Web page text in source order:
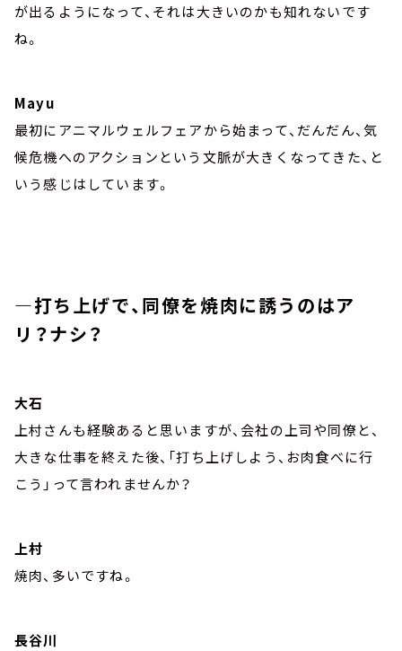
が出るようになって、それは大きいのかも知れないです
ね。
Mayu
最初にアニマルウェルフェアから始まって、だんだん、気
候危機へのアクションという文脈が大きくなってきた、と
いう感じはしています。
―打ち上げで、同僚を焼肉に誘うのはア
リ？ナシ？
大石
上村さんも経験あると思いますが、会社の上司や同僚と、
大きな仕事を終えた後、「打ち上げしよう、お肉食べに行
こう」って言われませんか？
上村
焼肉、多いですね。
長谷川